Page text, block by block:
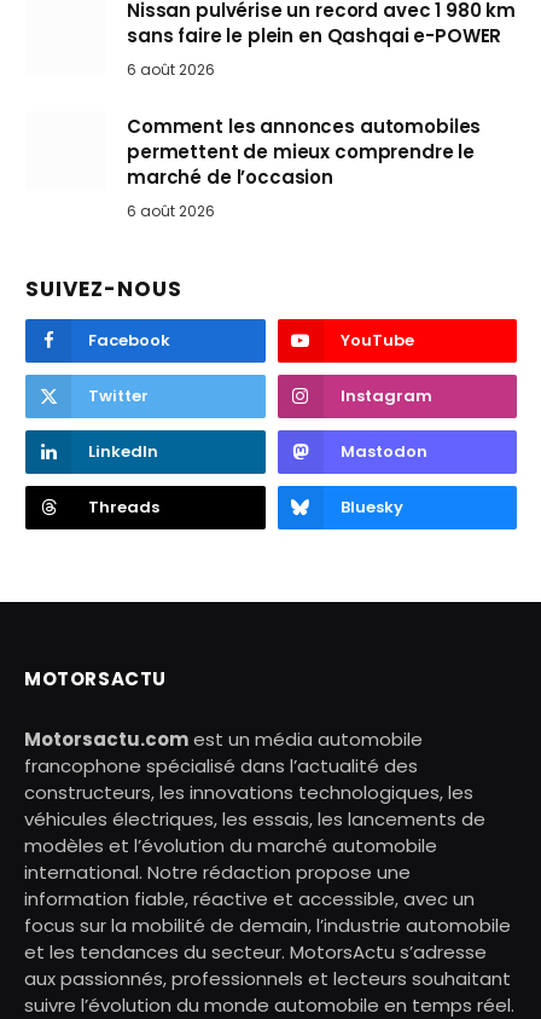
Nissan pulvérise un record avec 1 980 km
sans faire le plein en Qashqai e-POWER
6 août 2026
Comment les annonces automobiles
permettent de mieux comprendre le
marché de l’occasion
6 août 2026
SUIVEZ-NOUS
Facebook YouTube
Twitter Instagram
LinkedIn Mastodon
Threads Bluesky
MOTORSACTU
Motorsactu.comest un média automobile
francophone spécialisé dans l’actualité des
constructeurs, les innovations technologiques, les
véhicules électriques, les essais, les lancements de
modèles et l’évolution du marché automobile
international. Notre rédaction propose une
information fiable, réactive et accessible, avec un
focus sur la mobilité de demain, l’industrie automobile
et les tendances du secteur. MotorsActu s’adresse
aux passionnés, professionnels et lecteurs souhaitant
suivre l’évolution du monde automobile en temps réel.